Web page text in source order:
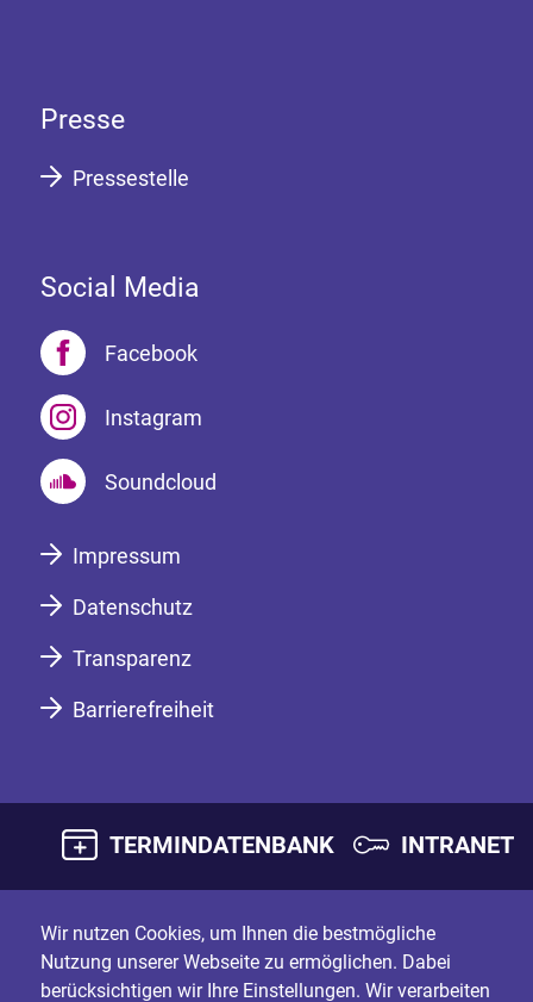
Presse
Pressestelle
Social Media
Facebook
Instagram
Soundcloud
Impressum
Datenschutz
Transparenz
Barrierefreiheit
TERMINDATENBANK INTRANET
Wir nutzen Cookies, um Ihnen die bestmögliche
Nutzung unserer Webseite zu ermöglichen. Dabei
berücksichtigen wir Ihre Einstellungen. Wir verarbeiten